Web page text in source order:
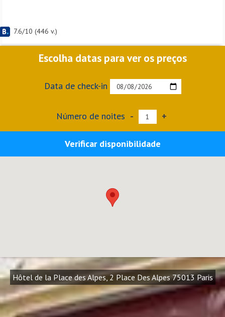
7.6/10 (446 v.)
Escolha datas para ver os preços
Data de check-in
Número de noites - +
Verificar disponibilidade
Hôtel de la Place des Alpes, 2 Place Des Alpes 75013 Paris